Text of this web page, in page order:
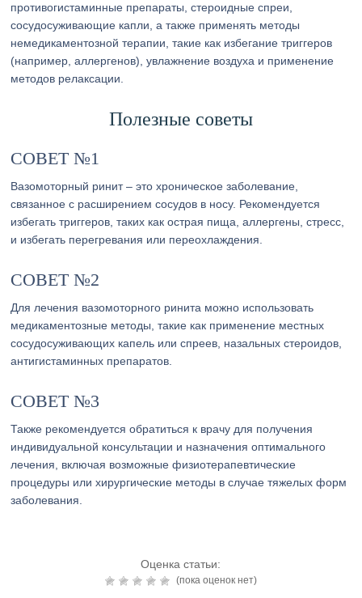
противогистаминные препараты, стероидные спреи,
сосудосуживающие капли, а также применять методы
немедикаментозной терапии, такие как избегание триггеров
(например, аллергенов), увлажнение воздуха и применение
методов релаксации.
Полезные советы
СОВЕТ №1
Вазомоторный ринит – это хроническое заболевание,
связанное с расширением сосудов в носу. Рекомендуется
избегать триггеров, таких как острая пища, аллергены, стресс,
и избегать перегревания или переохлаждения.
СОВЕТ №2
Для лечения вазомоторного ринита можно использовать
медикаментозные методы, такие как применение местных
сосудосуживающих капель или спреев, назальных стероидов,
антигистаминных препаратов.
СОВЕТ №3
Также рекомендуется обратиться к врачу для получения
индивидуальной консультации и назначения оптимального
лечения, включая возможные физиотерапевтические
процедуры или хирургические методы в случае тяжелых форм
заболевания.
Оценка статьи:
(пока оценок нет)